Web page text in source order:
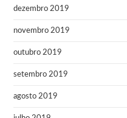
dezembro 2019
novembro 2019
outubro 2019
setembro 2019
agosto 2019